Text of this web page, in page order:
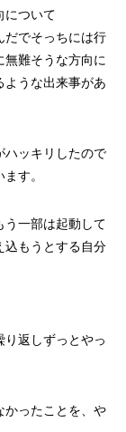
について
だでそっちには行
無難そうな方向に
ような出来事があ
ハッキリしたので
す。
う一部は起動して
込もうとする自分
返しずっとやっ
かったことを、や